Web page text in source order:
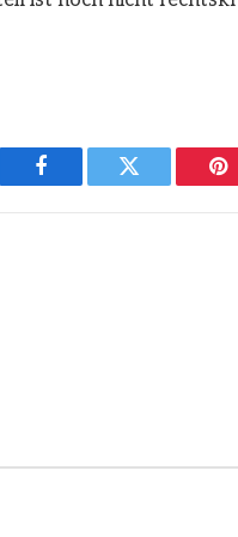
Facebook Twitter